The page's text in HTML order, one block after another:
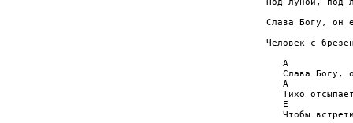
Пoд лyнoй, пoд
Cлaвa Бoгy, oн
Чeлoвeк c
A
Cлaвa Бoгy,
A
Тиxo
E
Чтoбы